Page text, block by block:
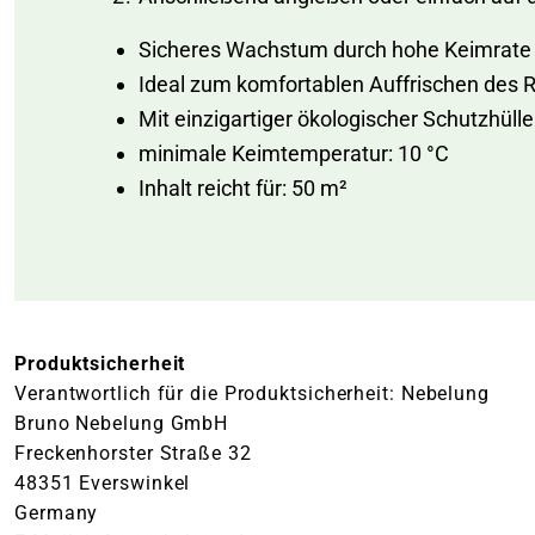
Sicheres Wachstum durch hohe Keimrate
Ideal zum komfortablen Auffrischen des
Mit einzigartiger ökologischer Schutzhülle
minimale Keimtemperatur: 10 °C
Inhalt reicht für: 50 m²
Produktsicherheit
Verantwortlich für die Produktsicherheit: Nebelung
Bruno Nebelung GmbH
Freckenhorster Straße 32
48351 Everswinkel
Germany